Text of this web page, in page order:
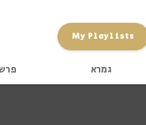
My Playlists
גמרא